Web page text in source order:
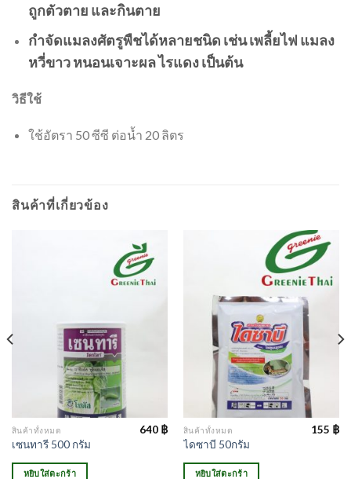
ถูกตัวตาย และกินตาย
กำจัดแมลงศัตรูพืชได้หลายชนิด เช่น เพลี้ยไฟ แมลง
หวี่ขาว หนอนเจาะผล ไรแดง เป็นต้น
วิธีใช้
ใช้อัตรา 50 ซีซี ต่อน้ำ 20 ลิตร
สินค้าที่เกี่ยวข้อง
สินค้าทั้งหมด
เซนทารี 500 กรัม
640 ฿
หยิบใส่ตะกร้า
สินค้าทั้งหมด
ไดซาบี 50กรัม
155 ฿
หยิบใส่ตะกร้า